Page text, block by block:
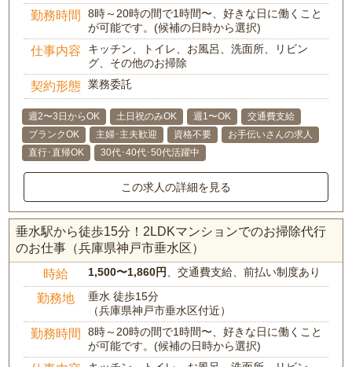
勤務時間
8時～20時の間で1時間〜、好きな日に働くこと
が可能です。(候補の日時から選択)
仕事内容
キッチン、トイレ、お風呂、洗面所、リビン
グ、その他のお掃除
契約形態 業務委託
週2〜3日からOK 土日祝のみOK 週1〜OK
交通費支給
ブランクOK
主婦･主夫歓迎 資格不要
お手伝いさんの求人
直行･直帰OK
30代･40代･50代活躍中
この求人の詳細を見る
垂水駅から徒歩15分！2LDKマンションでのお掃除代行
のお仕事（兵庫県神戸市垂水区）
時給 1,500〜1,860円、交通費支給、前払い制度あり
勤務地
垂水 徒歩15分
（兵庫県神戸市垂水区付近）
勤務時間
8時～20時の間で1時間〜、好きな日に働くこと
が可能です。(候補の日時から選択)